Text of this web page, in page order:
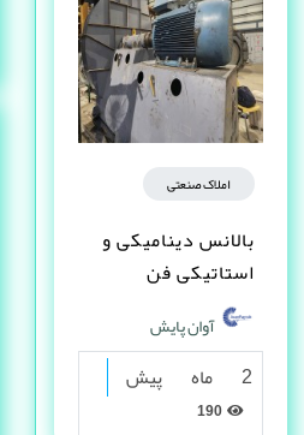
املاک صنعتی
بالانس دینامیکی و
استاتیکی فن
آوان پایش
2 ماه پیش
190